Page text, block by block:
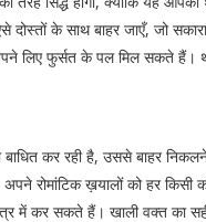
दोस्तों के साथ बाहर जाएँ, जो
लिए फुर्सत के पल मिल सकते हैं।
कर रही है, उससे बाहर
रोमांटिक ख़यालों को हर
में कर सकते हैं। खाली वक्त का